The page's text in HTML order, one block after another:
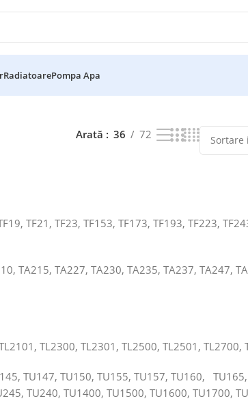
RadiatoarePompa Apa
Arată 36 72
TF21, TF23, TF153, TF173, TF193, TF223,
TA215, TA227, TA230, TA235, TA237, TA247,
TL2300, TL2301, TL2500, TL2501, TL2700,
TU147, TU150, TU155, TU157, TU160,
TU240, TU1400, TU1500, TU1600, TU1700,